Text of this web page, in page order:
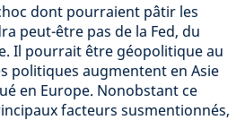
dont pourraient pâtir les
peut-être pas de la Fed, du
Il pourrait être géopolitique au
politiques augmentent en Asie
en Europe. Nonobstant ce
facteurs susmentionnés,